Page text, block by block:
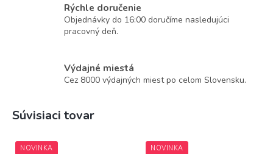
Rýchle doručenie
Objednávky do 16:00 doručíme nasledujúci
pracovný deň.
Výdajné miestá
Cez 8000 výdajných miest po celom Slovensku.
Súvisiaci tovar
NOVINKA NOVINKA